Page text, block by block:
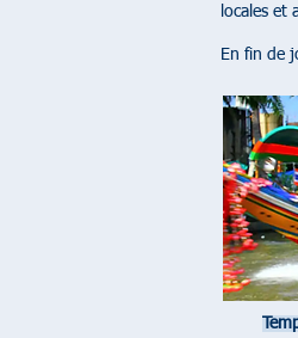
locales et
En fin de